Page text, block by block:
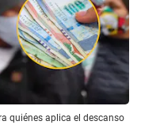
quiénes aplica el descanso